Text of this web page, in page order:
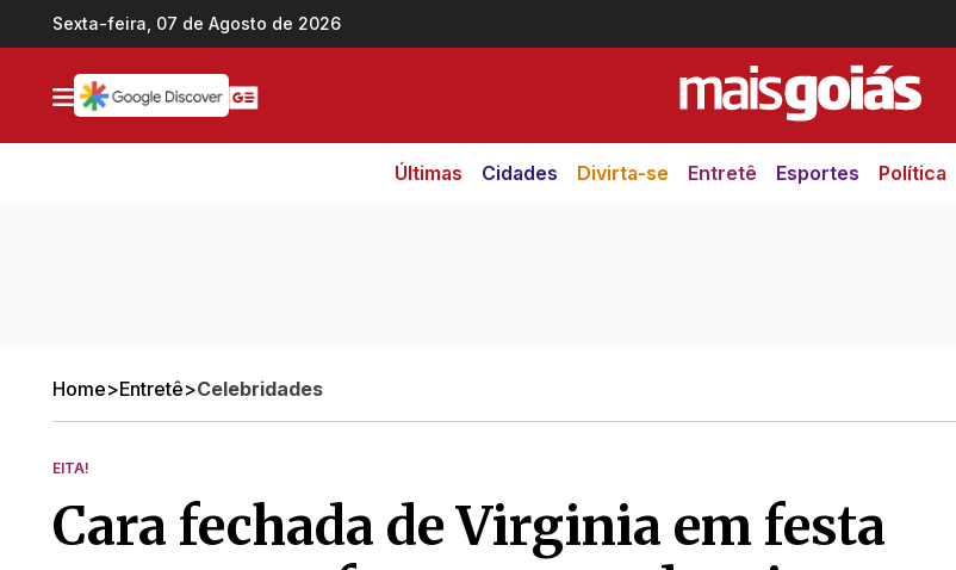
Ir direto pro conteúdo
Sexta-feira, 07 de Agosto de 2026
Últimas Cidades Divirta-se Entretê Esportes Política
Home>Entretê>Celebridades
EITA!
Cara fechada de Virginia em festa